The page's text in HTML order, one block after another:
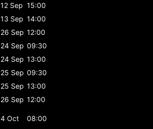
12 Sep 15:00
13 Sep 14:00
26 Sep 12:00
24 Sep 09:30
24 Sep 13:00
25 Sep 09:30
25 Sep 13:00
26 Sep 12:00
4 Oct 08:00